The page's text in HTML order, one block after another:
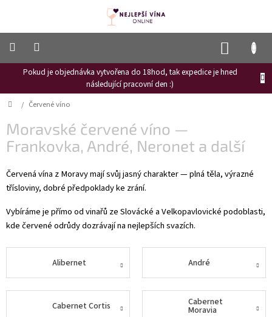
Pokud je objednávka vytvořena do 18hod, tak expedice je hned
následující pracovní den :)
Frizzante
Růžové
víno
Hroznový
mošt
vinaři
novinky
Bílé
Domů
/ Červené víno
Moravské červené víno —
Frankovka, André, Neronet a další
Červená vína z Moravy mají svůj jasný charakter — plná těla, výrazné
třísloviny, dobré předpoklady ke zrání.
Vybíráme je přímo od vinařů ze Slovácké a Velkopavlovické podoblasti,
kde červené odrůdy dozrávají na nejlepších svazích.
Alibernet André
Cabernet Cortis Cabernet
Moravia